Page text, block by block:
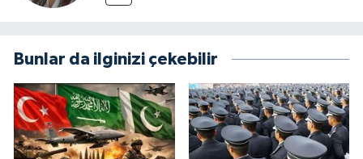
Bunlar da ilginizi çekebilir